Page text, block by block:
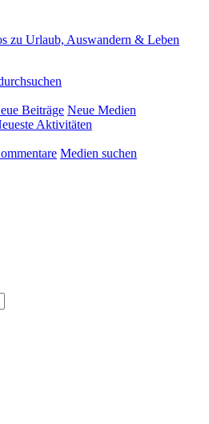
Beiträge Neue Medien
Aktivitäten
Medien suchen